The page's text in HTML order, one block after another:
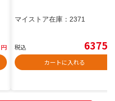
円
マイストア在庫： 2371
税込 6375
カートに入れる